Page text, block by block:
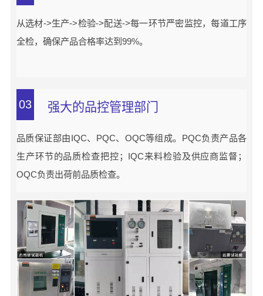
从选材->生产->检验->配送->每一环节严密监控，每道工序
全检，确保产品合格率达到99%。
03 强大的品控管理部门
品质保证部由IQC、PQC、OQC等组成。PQC负责产品各
生产环节的品质检查把控；IQC来料检验及供应商监督；
OQC负责出荷前品质检查。